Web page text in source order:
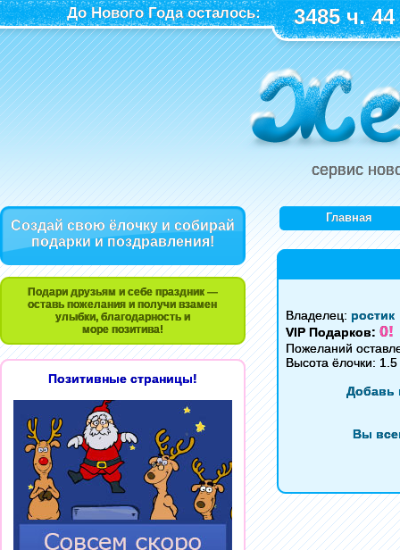
До Нового Года осталось: 3485 ч.
сервис
Создай свою ёлочку и собирай
подарки и поздравления!
Подари друзьям и себе праздник —
оставь пожелания и получи взамен
улыбки, благодарность и
море позитива!
Позитивные страницы!
Главная
Владелец: ростик
VIP Подарков: 0!
Пожеланий
Высота ёлочки:
Добавь
Вы